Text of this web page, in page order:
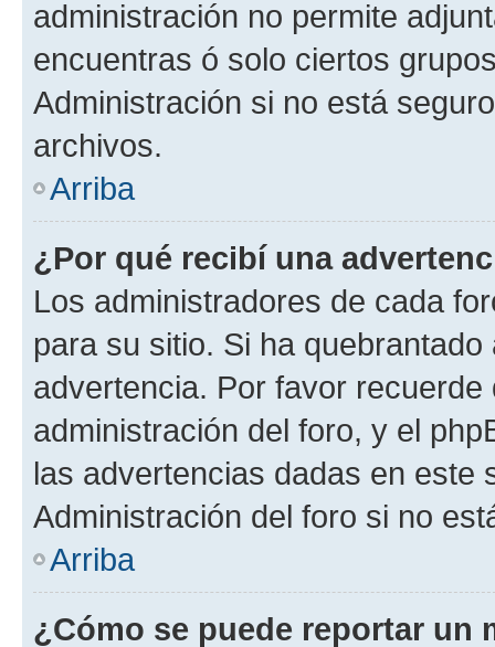
administración no permite
encuentras ó solo ciertos
Administración si no está
archivos.
Arriba
¿Por qué recibí una
Los administradores de cada
para su sitio. Si ha
advertencia. Por favor
administración del foro, y el
las advertencias dadas en este
Administración del foro si no
Arriba
¿Cómo se puede reportar un